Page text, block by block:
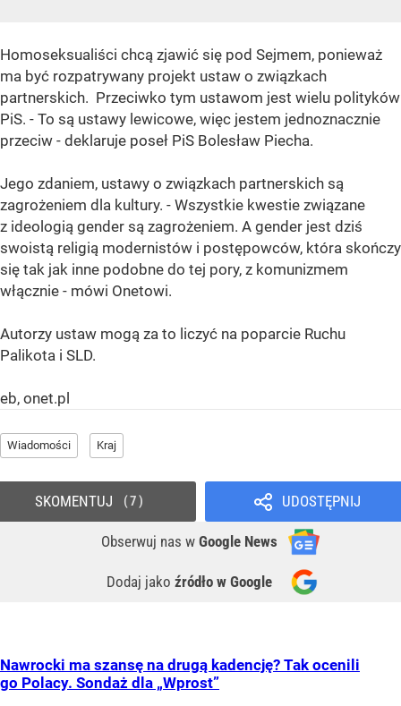
Homoseksualiści chcą zjawić się pod Sejmem, ponieważ
ma być rozpatrywany projekt ustaw o związkach
partnerskich. Przeciwko tym ustawom jest wielu polityków
PiS. - To są ustawy lewicowe, więc jestem jednoznacznie
przeciw - deklaruje poseł PiS Bolesław Piecha.
Jego zdaniem, ustawy o związkach partnerskich są
zagrożeniem dla kultury. - Wszystkie kwestie związane
z ideologią gender są zagrożeniem. A gender jest dziś
swoistą religią modernistów i postępowców, która skończy
się tak jak inne podobne do tej pory, z komunizmem
włącznie - mówi Onetowi.
Autorzy ustaw mogą za to liczyć na poparcie Ruchu
Palikota i SLD.
eb, onet.pl
Wiadomości Kraj
UDOSTĘPNIJ
Obserwuj nas w Google News
Dodaj jako źródło w Google
SKOMENTUJ 7
Nawrocki ma szansę na drugą kadencję? Tak ocenili
go Polacy. Sondaż dla „Wprost”